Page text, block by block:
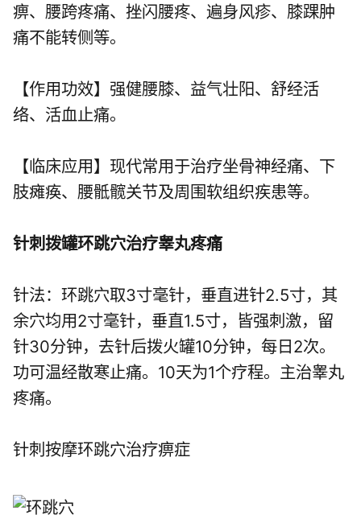
痹、腰跨疼痛、挫闪腰疼、遍身风疹、膝踝肿
痛不能转侧等。
【作用功效】强健腰膝、益气壮阳、舒经活
络、活血止痛。
【临床应用】现代常用于治疗坐骨神经痛、下
肢瘫痪、腰骶髋关节及周围软组织疾患等。
针刺拨罐环跳穴治疗睾丸疼痛
针法：环跳穴取3寸毫针，垂直进针2.5寸，其
余穴均用2寸毫针，垂直1.5寸，皆强刺激，留
针30分钟，去针后拨火罐10分钟，每日2次。
功可温经散寒止痛。10天为1个疗程。主治睾丸
疼痛。
针刺按摩环跳穴治疗痹症